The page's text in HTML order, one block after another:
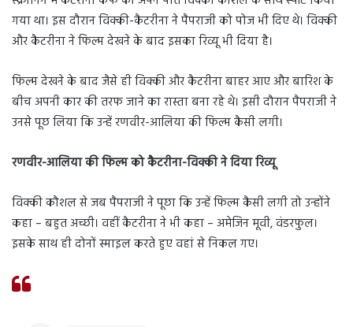
गया था। इस दौरान विक्की-कैटरीना ने पैपराजी को पोज भी दिए थे। विक्की
और कैटरीना ने फिल्म देखने के बाद इसका रिव्यू भी दिया है।
फिल्म देखने के बाद जैसे ही विक्की और कैटरीना बाहर आए और बारिश के
बीच अपनी कार की तरफ जाने का रास्ता बना रहे थे। इसी दौरान पैपराजी ने
उनसे पूछ लिया कि उन्हें रणवीर-आलिया की फिल्म कैसी लगी।
रणवीर-आलिया की फिल्म को कैटरीना-विक्की ने दिया रिव्यू
विक्की कौशल से जब पैपराजी ने पूछा कि उन्हें फिल्म कैसी लगी तो उन्होंने
कहा – बहुत अच्छी। वहीं कैटरीना ने भी कहा – अमेजिन मूवी, वंडरफुल।
इसके साथ ही दोनों स्माइल करते हुए वहां से निकल गए।